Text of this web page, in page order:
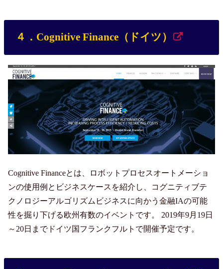
４．Cognitive Finance（ドイツ）
Cognitive Financeとは、ロボットプロセスオートメーショ
ンの使用例とビジネスケースを紹介し、コグニティブテ
クノロジーアルゴリズムビジネスに向かう金融IAの可能
性を掘り下げる欧州有数のイベントです。 2019年9月19日
～20日までドイツ国フランクフルトで開催予定です。